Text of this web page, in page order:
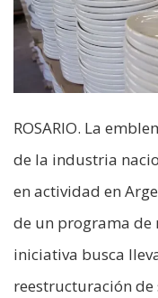
ROSARIO. La
de la industria
en actividad en
de un programa de
iniciativa busca
reestructuración de